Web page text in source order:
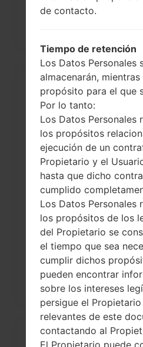
¿Cómo restablecer
a través del código...
de contacto.
Tiempo de retención
Los Datos Personales
almacenarán,
propósito para el que
Por lo tanto:
Los Datos Personales
los propósitos
ejecución de un
Propietario y el
hasta que dicho
cumplido
Los Datos Personales
los propósitos de los
del Propietario se
el tiempo que sea
cumplir dichos
pueden encontrar
sobre los intereses
persigue el
relevantes de este
contactando al